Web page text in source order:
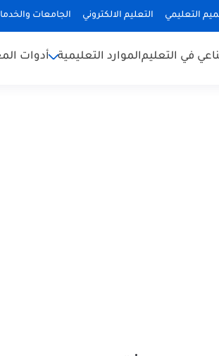
التعليمي التعليم الالكتروني الجامعات
في التعليمالموارد التعليمية أدوات